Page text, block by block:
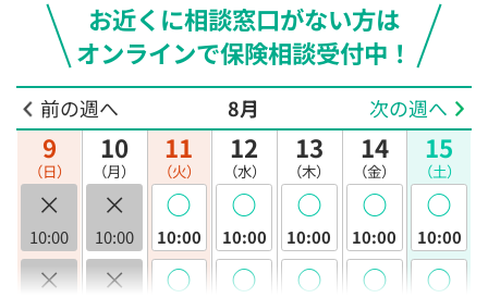
お近くに相談窓口がない方は
オンラインで保険相談受付中！
前の週へ 8月 次の週へ
9
（日）
×
10:00
×
10
（月）
×
10:00
×
11
（火）
◯
10:00
◯
12
（水）
◯
10:00
◯
13
（木）
◯
10:00
◯
14
（金）
◯
10:00
◯
15
（土）
◯
10:00
◯